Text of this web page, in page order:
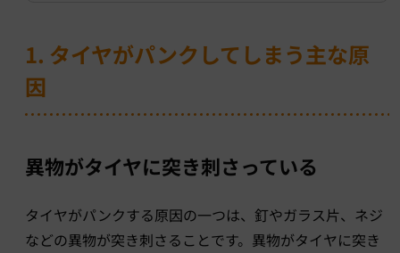
1. タイヤがパンクしてしまう主な原
因
異物がタイヤに突き刺さっている
タイヤがパンクする原因の一つは、釘やガラス片、ネジ
などの異物が突き刺さることです。異物がタイヤに突き